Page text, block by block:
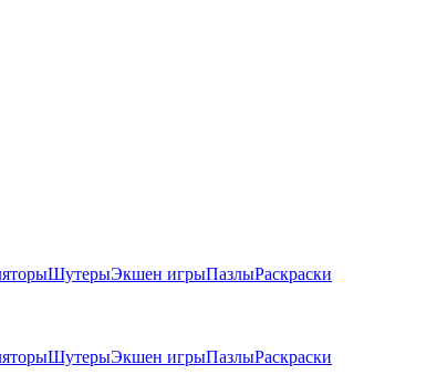
ШутерыЭкшен игрыПазлыРаскраски
ШутерыЭкшен игрыПазлыРаскраски